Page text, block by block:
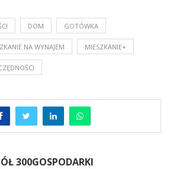
DOM GOTÓWKA
NA WYNAJEM MIESZKANIE+
300GOSPODARKI